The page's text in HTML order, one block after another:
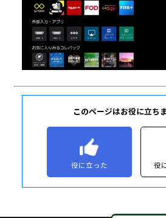
このページはお役に立ち
役に立った 役